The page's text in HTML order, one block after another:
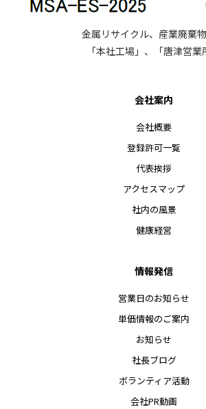
金属リサイクル、産業廃棄
「本社工場」、「唐津営業
会社案内
会社概要
登録許可一覧
代表挨拶
アクセスマップ
社内の風景
健康経営
情報発信
営業日のお知らせ
単価情報のご案内
お知らせ
社長ブログ
ボランティア活動
会社PR動画